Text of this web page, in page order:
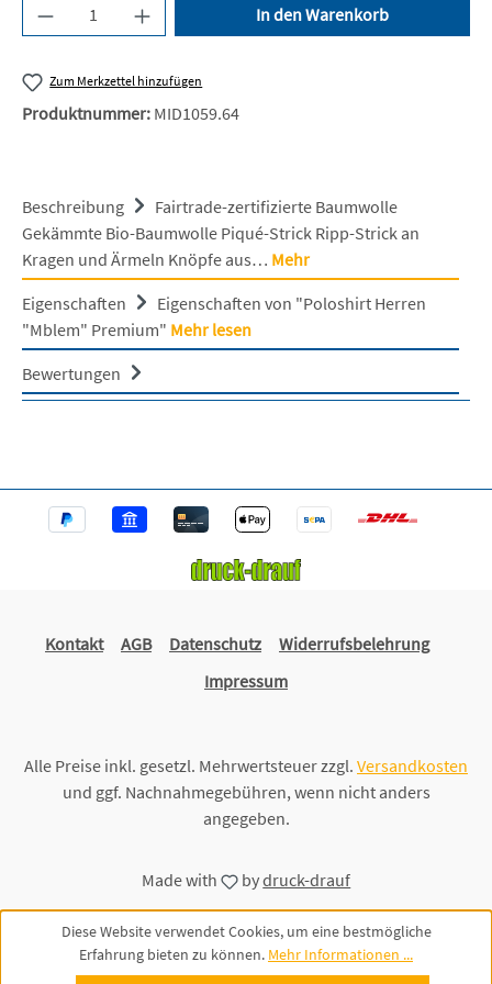
Produkt Anzahl: Gib den gewünschten Wert
In den Warenkorb
Zum Merkzettel hinzufügen
Produktnummer: MID1059.64
Beschreibung
Fairtrade-zertifizierte Baumwolle
Gekämmte Bio-Baumwolle Piqué-Strick Ripp-Strick an
Kragen und Ärmeln Knöpfe aus… Mehr
Eigenschaften
Eigenschaften von "Poloshirt Herren
"Mblem" Premium" Mehr lesen
Bewertungen
Kontakt AGB Datenschutz
Widerrufsbelehrung
Impressum
Alle Preise inkl. gesetzl. Mehrwertsteuer zzgl. Versandkosten
und ggf. Nachnahmegebühren, wenn nicht anders
angegeben.
Made with bydruck-drauf
Diese Website verwendet Cookies, um eine bestmögliche
Erfahrung bieten zu können. Mehr Informationen ...